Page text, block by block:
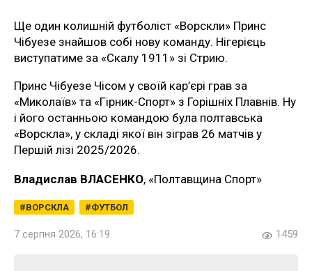
Ще один колишній футболіст «Ворскли» Принс
Чібуезе знайшов собі нову команду. Нігерієць
виступатиме за «Скалу 1911» зі Стрию.
Принс Чібуезе Чісом у своїй кар’єрі грав за
«Миколаїв» та «Гірник-Спорт» з Горішніх Плавнів. Ну
і його останньою командою була полтавська
«Ворскла», у складі якої він зіграв 26 матчів у
Першій лізі 2025/2026.
Владислав ВЛАСЕНКО, «Полтавщина Спорт»
ВОРСКЛА ФУТБОЛ
7 серпня 2026, 16:19 1459